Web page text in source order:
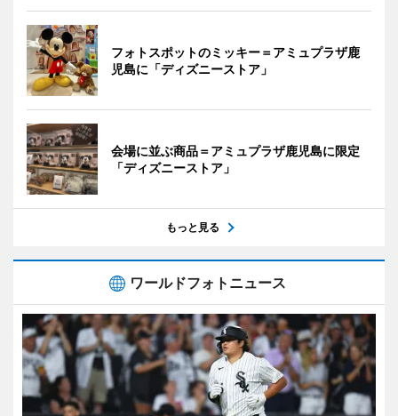
フォトスポットのミッキー＝アミュプラザ鹿
児島に「ディズニーストア」
会場に並ぶ商品＝アミュプラザ鹿児島に限定
「ディズニーストア」
もっと見る
ワールドフォトニュース